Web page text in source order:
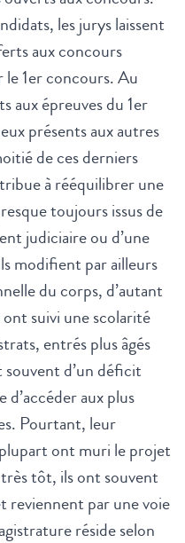
les jurys laissent
aux concours
le 1er concours. Au
aux épreuves du 1er
présents aux autres
de ces derniers
à rééquilibrer une
toujours issus de
judiciaire ou d’une
modifient par ailleurs
du corps, d’autant
suivi une scolarité
entrés plus âgés
d’un déficit
d’accéder aux plus
Pourtant, leur
ont muri le projet
tôt, ils ont souvent
par une voie
réside selon